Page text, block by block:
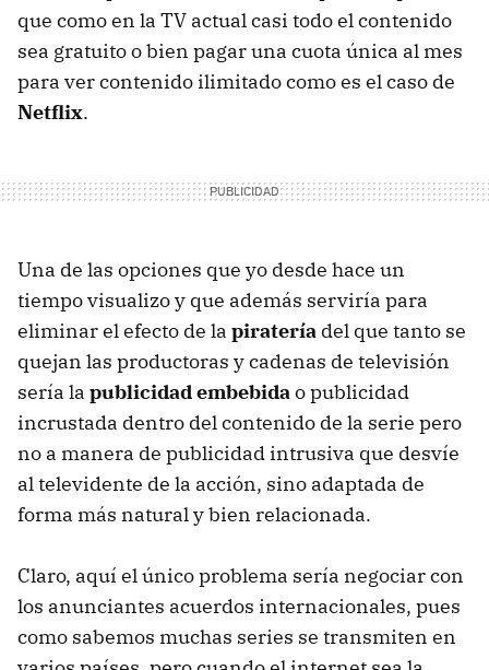
que como en la TV actual casi todo el contenido
sea gratuito o bien pagar una cuota única al mes
para ver contenido ilimitado como es el caso de
Netflix.
Una de las opciones que yo desde hace un
tiempo visualizo y que además serviría para
eliminar el efecto de la piratería del que tanto se
quejan las productoras y cadenas de televisión
sería la publicidad embebidao publicidad
incrustada dentro del contenido de la serie pero
no a manera de publicidad intrusiva que desvíe
al televidente de la acción, sino adaptada de
forma más natural y bien relacionada.
Claro, aquí el único problema sería negociar con
los anunciantes acuerdos internacionales, pues
como sabemos muchas series se transmiten en